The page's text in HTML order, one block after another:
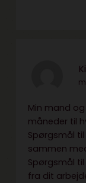
Min mand
måneder til
Spørgsmål
sammen
Spørgsmål
fra dit